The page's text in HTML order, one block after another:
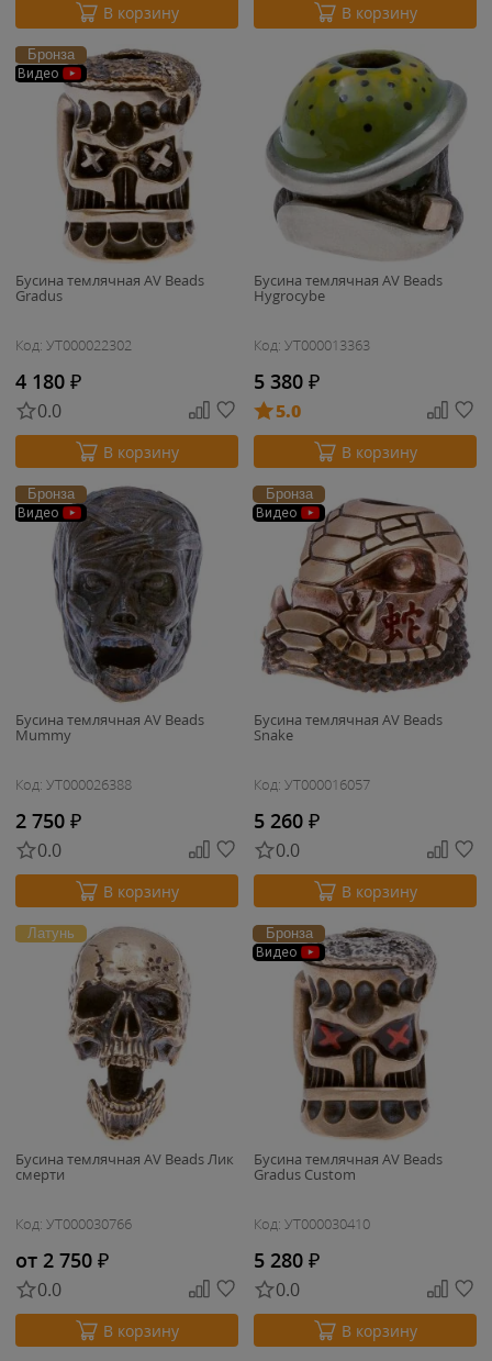
В корзину В корзину
Бронза
Видео
Бусина темлячная AV Beads
Gradus
Код: УТ000022302
4 180 ₽
0.0
В корзину
Бусина темлячная AV Beads
Hygrocybe
Код: УТ000013363
5 380 ₽
5.0
В корзину
Бронза
Видео
Бусина темлячная AV Beads
Mummy
Код: УТ000026388
2 750 ₽
0.0
В корзину
Бронза
Видео
Бусина темлячная AV Beads
Snake
Код: УТ000016057
5 260 ₽
0.0
В корзину
Латунь
Бусина темлячная AV Beads Лик
смерти
Код: УТ000030766
от 2 750 ₽
0.0
В корзину
Бронза
Видео
Бусина темлячная AV Beads
Gradus Custom
Код: УТ000030410
5 280 ₽
0.0
В корзину